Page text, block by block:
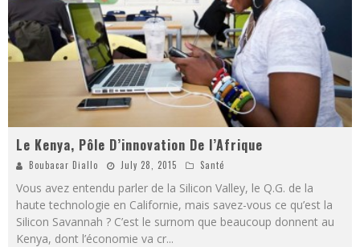
Le Kenya, Pôle D’innovation De l’Afrique
Boubacar Diallo July 28, 2015 Santé
Vous avez entendu parler de la Silicon Valley, le Q.G. de la
haute technologie en Californie, mais savez-vous ce qu’est la
Silicon Savannah ? C’est le surnom que beaucoup donnent au
Kenya, dont l’économie va cr...